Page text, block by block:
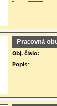
Pracovná
Obj. čislo:
Popis: